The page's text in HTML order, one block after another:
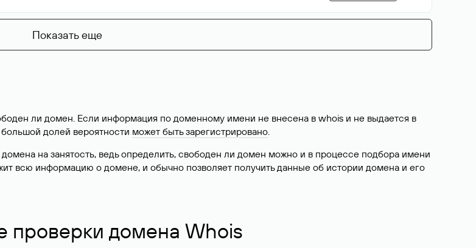
Показать еще
ли домен. Если информация по доменному имени не внесена в whois и не выдается в
долей вероятности может быть зарегистрировано.
на занятость, ведь определить, свободен ли домен можно и в процессе подбора имени
всю информацию о домене, и обычно позволяет получить данные об истории домена и его
проверки домена Whois